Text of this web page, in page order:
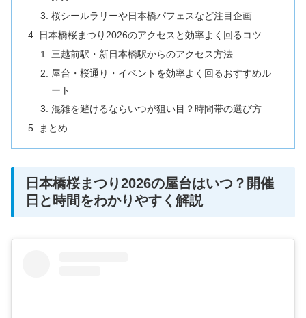
桜シールラリーや日本橋パフェスなど注目企画
日本橋桜まつり2026のアクセスと効率よく回るコツ
三越前駅・新日本橋駅からのアクセス方法
屋台・桜通り・イベントを効率よく回るおすすめル
ート
混雑を避けるならいつが狙い目？時間帯の選び方
まとめ
日本橋桜まつり2026の屋台はいつ？開催
日と時間をわかりやすく解説